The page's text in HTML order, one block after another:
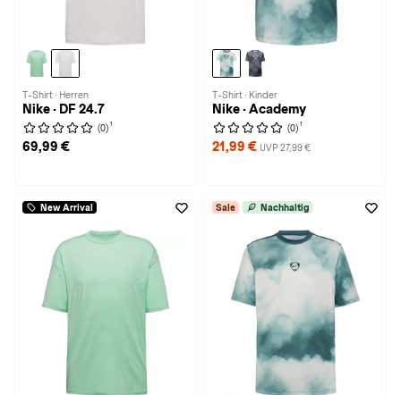
T-Shirt · Herren
Nike · DF 24.7
(0) 1
69,99 €
T-Shirt · Kinder
Nike · Academy
(0) 1
21,99 € UVP 27,99 €
New Arrival Sale Nachhaltig